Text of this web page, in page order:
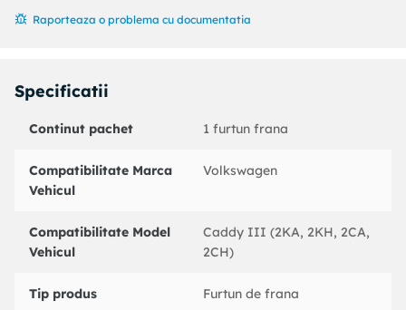
pt. numar PR : 0E1
Sasiu : pentru vehicule fara suspensie ranforsata
Coduri echivalente:
: 331389
VAG : 2K5611775F
CORTECO : 19037001
TRW : PHA566
sbs : 13308547140
Raporteaza o problema cu documentatia
Specificatii
Continut pachet 1 furtun frana
Compatibilitate Marca
Vehicul
Volkswagen
Compatibilitate Model
Vehicul
Caddy III (2KA, 2KH, 2CA,
2CH)
Tip produs Furtun de frana